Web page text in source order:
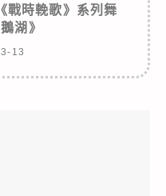
戰時輓歌》系列舞
湖》
13